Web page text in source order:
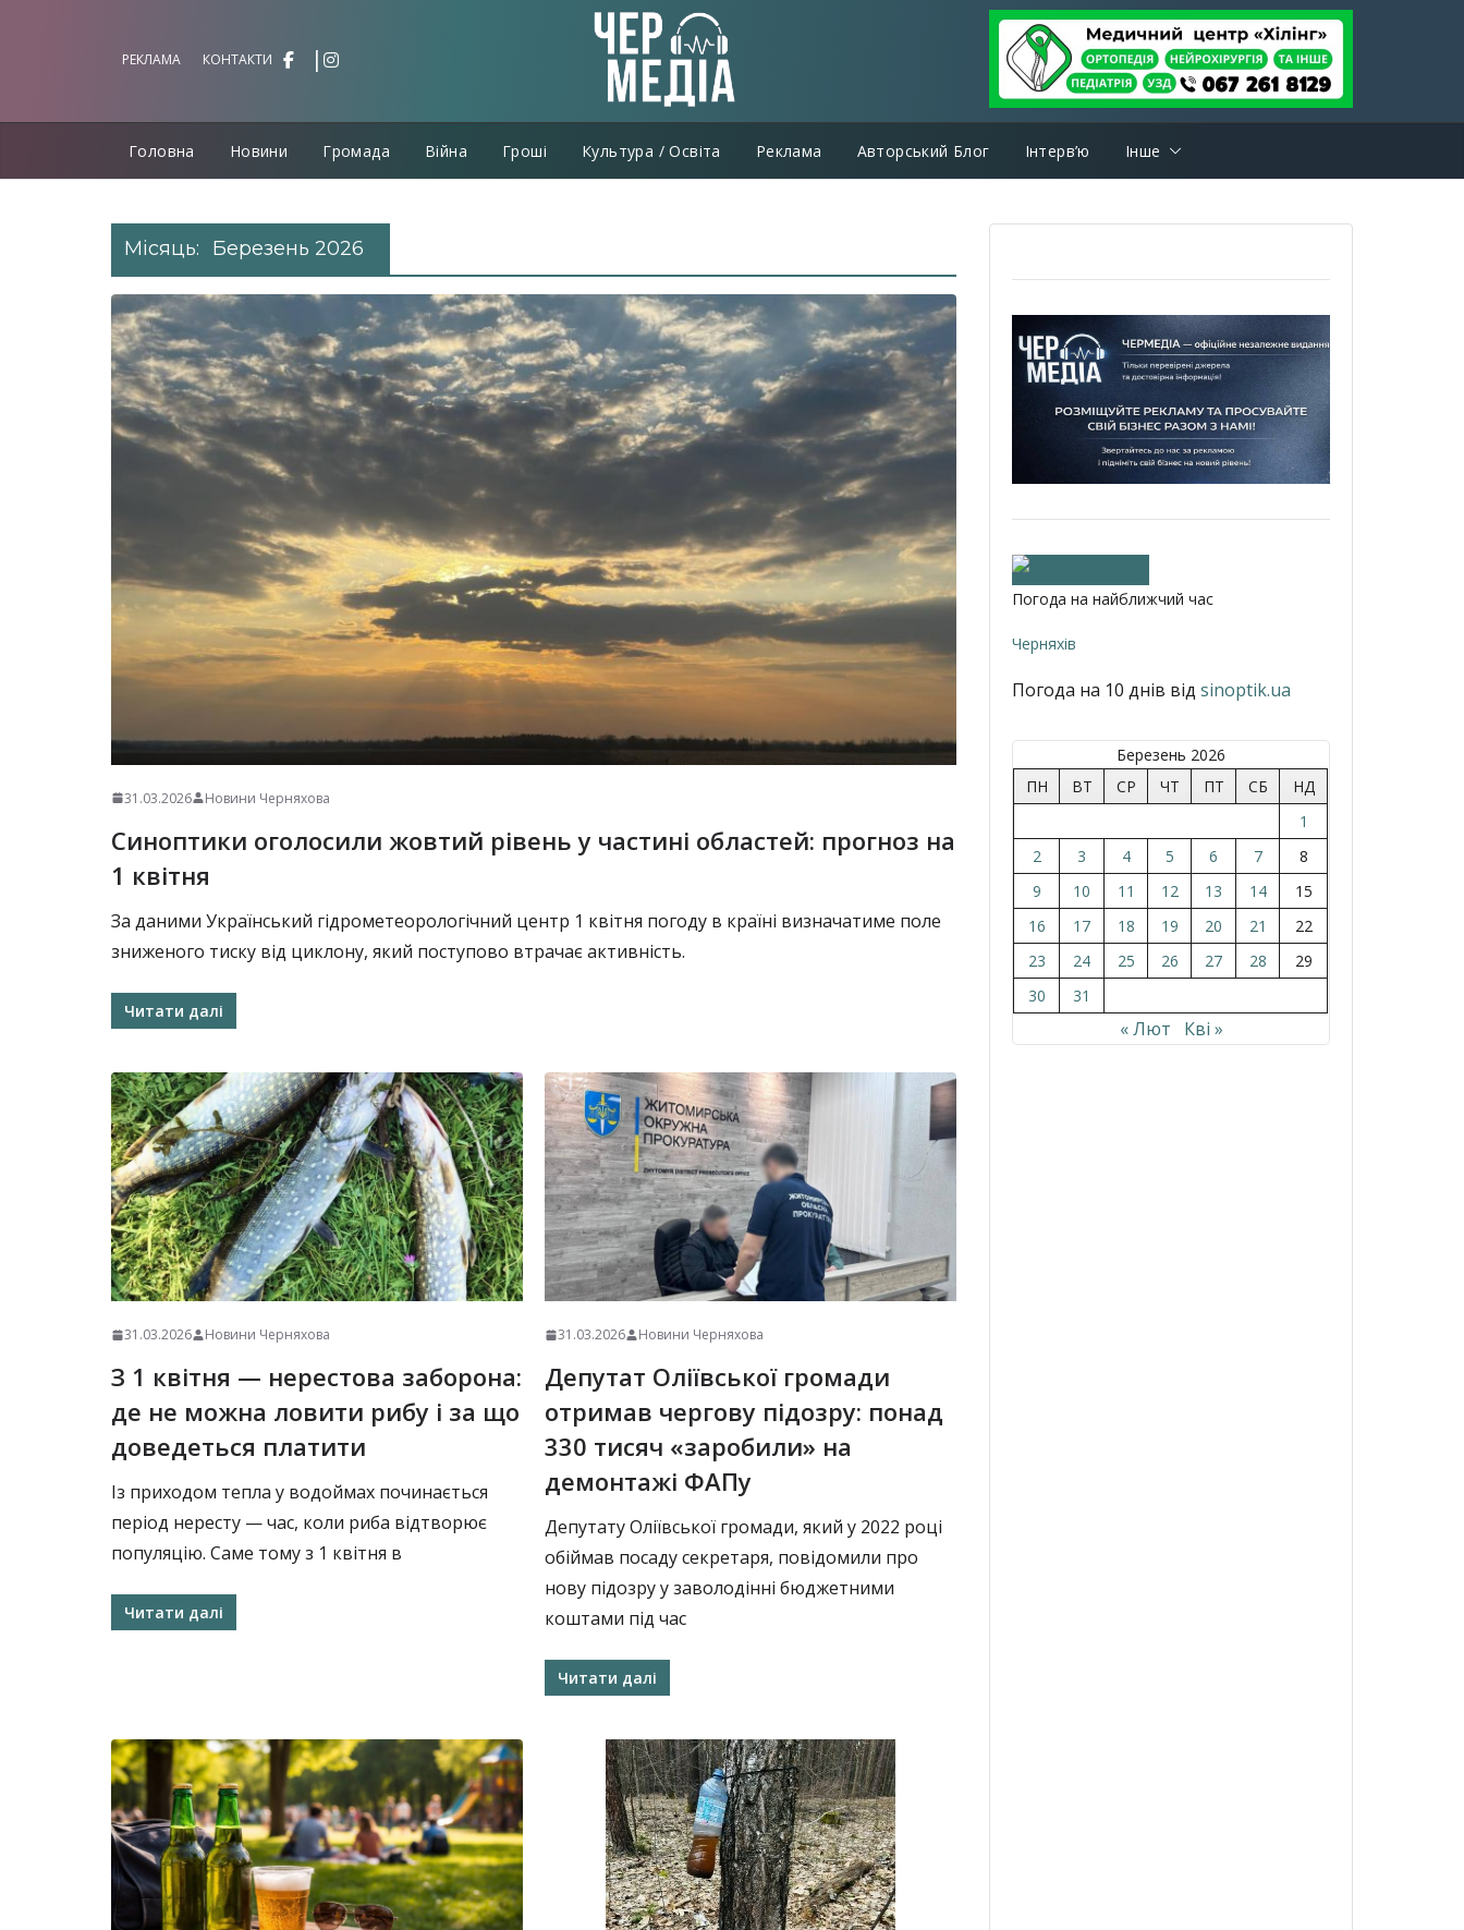
РЕКЛАМА КОНТАКТИ
Головна Новини Громада Війна Гроші Культура / Освіта Реклама Авторський Блог Інтерв’ю Інше
Місяць: Березень 2026
31.03.2026 Новини Черняхова
Синоптики оголосили жовтий рівень у частині областей: прогноз на
1 квітня
За даними Український гідрометеорологічний центр 1 квітня погоду в країні визначатиме поле
зниженого тиску від циклону, який поступово втрачає активність.
Читати далі
31.03.2026 Новини Черняхова
З 1 квітня — нерестова заборона:
де не можна ловити рибу і за що
доведеться платити
Із приходом тепла у водоймах починається
період нересту — час, коли риба відтворює
популяцію. Саме тому з 1 квітня в
Читати далі
31.03.2026 Новини Черняхова
Депутат Оліївської громади
отримав чергову підозру: понад
330 тисяч «заробили» на
демонтажі ФАПу
Депутату Оліївської громади, який у 2022 році
обіймав посаду секретаря, повідомили про
нову підозру у заволодінні бюджетними
коштами під час
Читати далі
Погода на найближчий час
Черняхів
Погода на 10 днів відsinoptik.ua
Березень 2026
ПН
ВТ СР ЧТ ПТ СБ
НД
1
2
3 4 5 6 7
8
9
10 11 12 13 14
15
16
17 18 19 20 21
22
23
24 25 26 27 28
29
30
31
« Лют Кві »